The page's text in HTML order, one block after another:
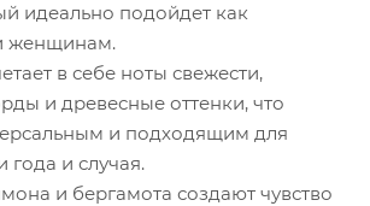
идеально подойдет как
женщинам.
в себе ноты свежести,
и древесные оттенки, что
и подходящим для
и случая.
и бергамота создают чувство